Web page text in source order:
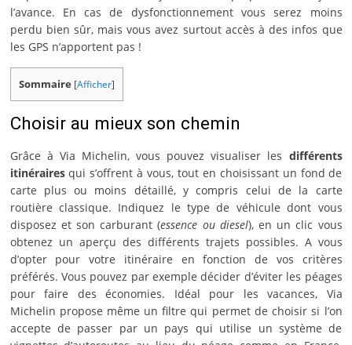
l’avance. En cas de dysfonctionnement vous serez moins
perdu bien sûr, mais vous avez surtout accès à des infos que
les GPS n’apportent pas !
Sommaire [Afficher]
Choisir au mieux son chemin
Grâce à Via Michelin, vous pouvez visualiser les différents
itinérairesqui s’offrent à vous, tout en choisissant un fond de
carte plus ou moins détaillé, y compris celui de la carte
routière classique. Indiquez le type de véhicule dont vous
disposez et son carburant (essence ou diesel), en un clic vous
obtenez un aperçu des différents trajets possibles. A vous
d’opter pour votre itinéraire en fonction de vos critères
préférés. Vous pouvez par exemple décider d’éviter les péages
pour faire des économies. Idéal pour les vacances, Via
Michelin propose même un filtre qui permet de choisir si l’on
accepte de passer par un pays qui utilise un système de